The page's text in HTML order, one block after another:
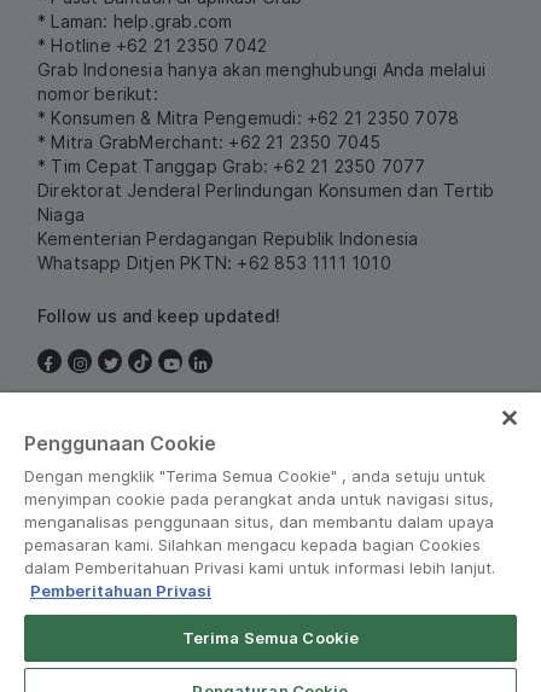
* Laman: help.grab.com
* Hotline +62 21 2350 7042
Grab Indonesia hanya akan menghubungi Anda melalui
nomor berikut:
* Konsumen & Mitra Pengemudi: +62 21 2350 7078
* Mitra GrabMerchant: +62 21 2350 7045
* Tim Cepat Tanggap Grab: +62 21 2350 7077
Direktorat Jenderal Perlindungan Konsumen dan Tertib
Niaga
Kementerian Perdagangan Republik Indonesia
Whatsapp Ditjen PKTN: +62 853 1111 1010
Follow us and keep updated!
© Grab 2010 - 2026
Grab for Android
Open App
Penggunaan Cookie
Dengan mengklik "Terima Semua Cookie" , anda setuju untuk
menyimpan cookie pada perangkat anda untuk navigasi situs,
menganalisas penggunaan situs, dan membantu dalam upaya
pemasaran kami. Silahkan mengacu kepada bagian Cookies
dalam Pemberitahuan Privasi kami untuk informasi lebih lanjut.
Pemberitahuan Privasi
Terima Semua Cookie